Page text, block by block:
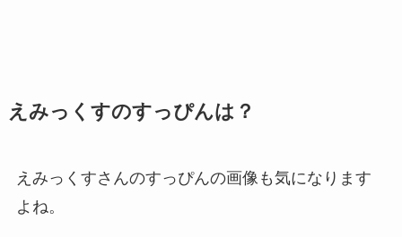
えみっくすのすっぴんは？
えみっくすさんのすっぴんの画像も気になります
よね。